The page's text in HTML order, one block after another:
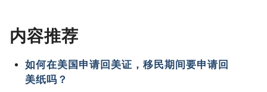
内容推荐
如何在美国申请回美证，移民期间要申请回
美纸吗？